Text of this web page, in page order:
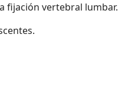
fijación vertebral lumbar.